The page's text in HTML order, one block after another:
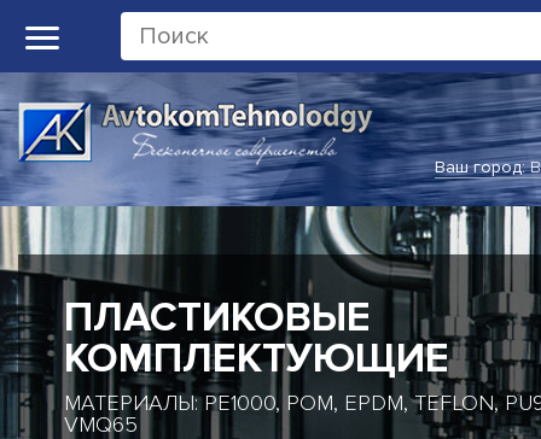
Ваш город:
ПЛАСТИКОВЫЕ
КОМПЛЕКТУЮЩИЕ
МАТЕРИАЛЫ: PE1000, POM, EPDM, TEFLON,
VMQ65